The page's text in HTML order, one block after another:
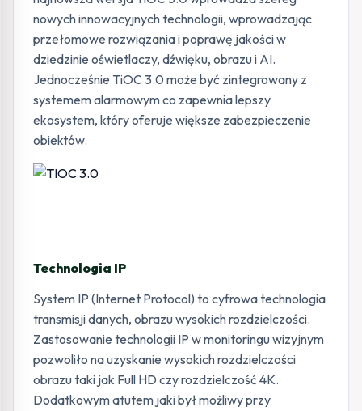
nowych innowacyjnych technologii, wprowadzając
przełomowe rozwiązania i poprawę jakości w
dziedzinie oświetlaczy, dźwięku, obrazu i AI.
Jednocześnie TiOC 3.0 może być zintegrowany z
systemem alarmowym co zapewnia lepszy
ekosystem, który oferuje większe zabezpieczenie
obiektów.
Technologia IP
System IP (Internet Protocol) to cyfrowa technologia
transmisji danych, obrazu wysokich rozdzielczości.
Zastosowanie technologii IP w monitoringu wizyjnym
pozwoliło na uzyskanie wysokich rozdzielczości
obrazu taki jak Full HD czy rozdzielczość 4K.
Dodatkowym atutem jaki był możliwy przy